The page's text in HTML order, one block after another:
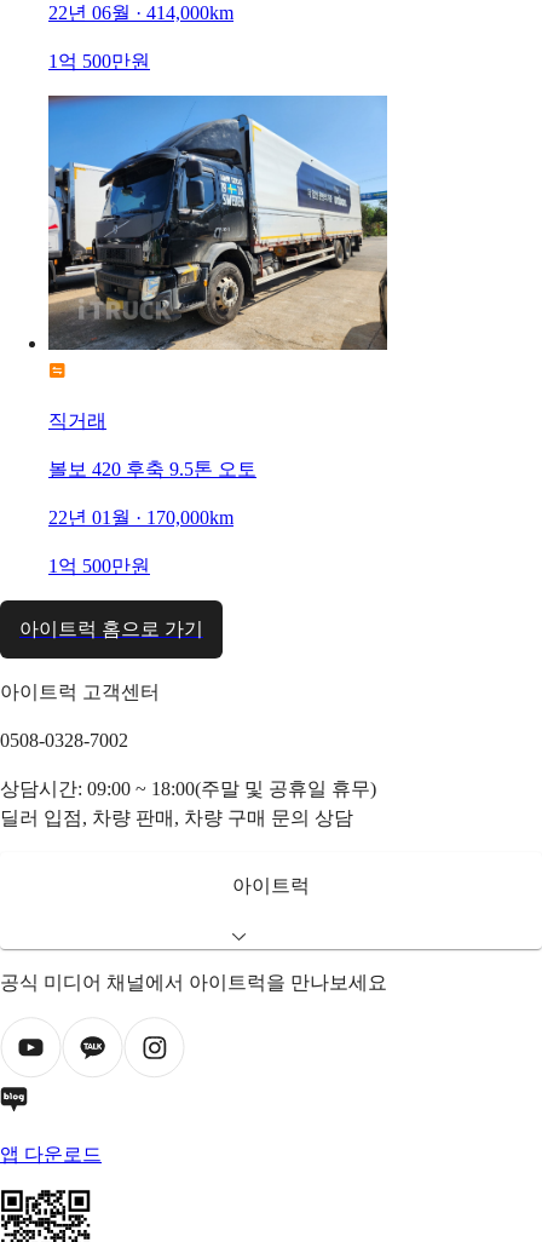
22년 06월 · 414,000km
1억 500만원
직거래
볼보 420 후축 9.5톤 오토
22년 01월 · 170,000km
1억 500만원
아이트럭 홈으로 가기
아이트럭 고객센터
0508-0328-7002
상담시간: 09:00 ~ 18:00(주말 및 공휴일 휴무)
딜러 입점, 차량 판매, 차량 구매 문의 상담
아이트럭
공식 미디어 채널에서 아이트럭을 만나보세요
앱 다운로드